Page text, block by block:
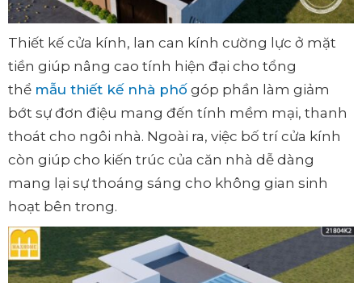
Thiết kế cửa kính, lan can kính cường lực ở mặt
tiền giúp nâng cao tính hiện đại cho tổng
thể mẫu thiết kế nhà phố góp phần làm giảm
bớt sự đơn điệu mang đến tính mềm mại, thanh
thoát cho ngôi nhà. Ngoài ra, việc bố trí cửa kính
còn giúp cho kiến trúc của căn nhà dễ dàng
mang lại sự thoáng sáng cho không gian sinh
hoạt bên trong.